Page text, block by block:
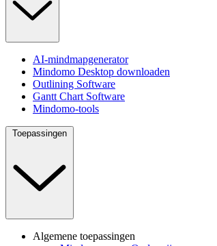
AI-mindmapgenerator
Mindomo Desktop downloaden
Outlining Software
Gantt Chart Software
Mindomo-tools
Toepassingen
Algemene toepassingen